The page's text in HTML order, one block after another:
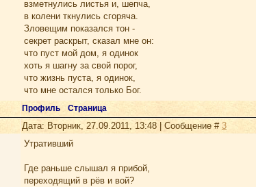
взметнулись листья и, шепча,
в колени ткнулись сгоряча.
Зловещим показался тон -
секрет раскрыт, сказал мне он:
что пуст мой дом, я одинок
хоть я шагну за свой порог,
что жизнь пуста, я одинок,
что мне остался только Бог.
Профиль Страница
Дата: Вторник, 27.09.2011, 13:48 | Сообщение # 3
Утративший
Где раньше слышал я прибой,
переходящий в рёв и вой?